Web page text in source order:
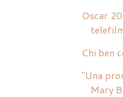
Oscar
Chi ben
"Una
Mary